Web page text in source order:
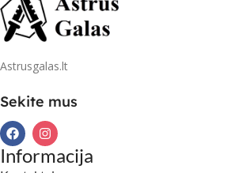
Astrusgalas.lt
Sekite mus
Informacija